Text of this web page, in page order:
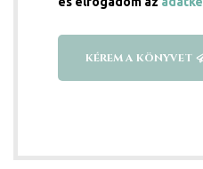
KÉREM A KÖNYVET